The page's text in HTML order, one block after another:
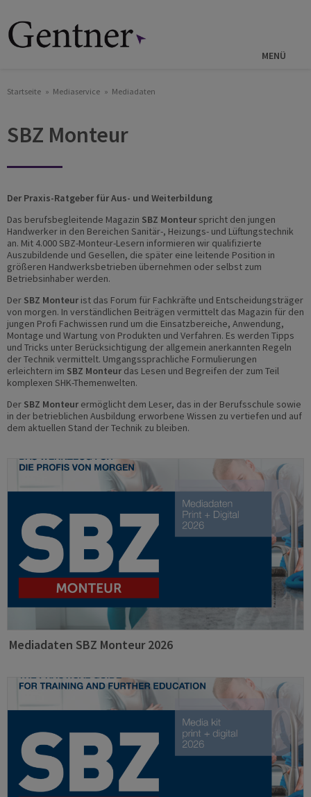
Inhalt
MENÜ
Startseite Mediaservice Mediadaten
SBZ Monteur
Der Praxis-Ratgeber für Aus- und Weiterbildung
Das berufsbegleitende Magazin SBZ Monteur spricht den jungen
Handwerker in den Bereichen Sanitär-, Heizungs- und Lüftungstechnik
an. Mit 4.000 SBZ-Monteur-Lesern informieren wir qualifizierte
Auszubildende und Gesellen, die später eine leitende Position in
größeren Handwerksbetrieben übernehmen oder selbst zum
Betriebsinhaber werden.
Der SBZ Monteur ist das Forum für Fachkräfte und Entscheidungsträger
von morgen. In verständlichen Beiträgen vermittelt das Magazin für den
jungen Profi Fachwissen rund um die Einsatzbereiche, Anwendung,
Montage und Wartung von Produkten und Verfahren. Es werden Tipps
und Tricks unter Berücksichtigung der allgemein anerkannten Regeln
der Technik vermittelt. Umgangssprachliche Formulierungen
erleichtern im SBZ Monteur das Lesen und Begreifen der zum Teil
komplexen SHK-Themenwelten.
Der SBZ Monteur ermöglicht dem Leser, das in der Berufsschule sowie
in der betrieblichen Ausbildung erworbene Wissen zu vertiefen und auf
dem aktuellen Stand der Technik zu bleiben.
Mediadaten SBZ Monteur 2026